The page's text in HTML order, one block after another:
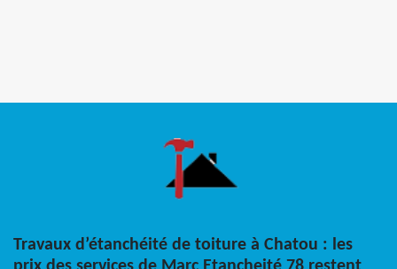
Travaux d’étanchéité de toiture à Chatou : les